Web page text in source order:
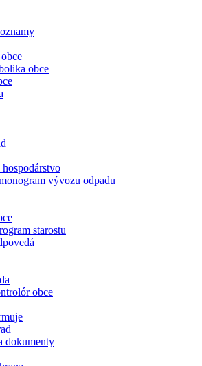
obce
vývozu odpadu
starostu
obce
dokumenty